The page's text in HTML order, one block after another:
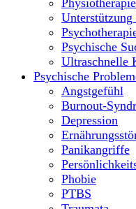
Physiotherapie
Unterstützung
Psychische
Ultraschnelle
Psychische
Angstgefühl
Burnout-
Depression
Panikangriffe
Phobie
PTBS